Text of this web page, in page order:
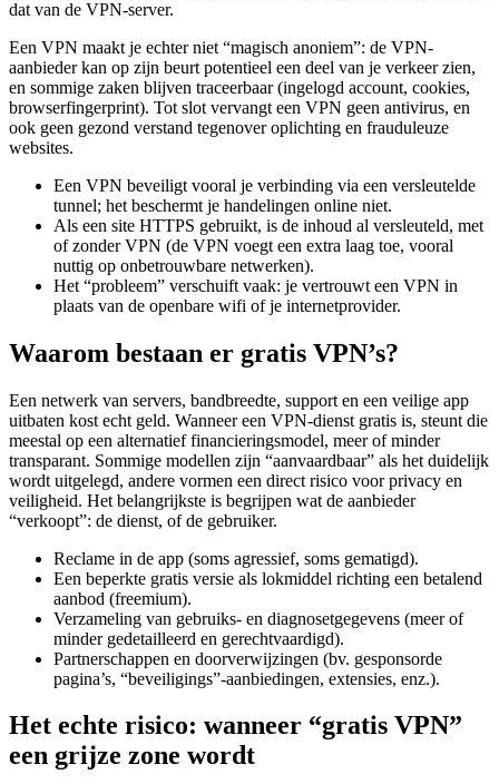
aanbieder kan op zijn beurt potentieel een deel van je verkeer zien,
en sommige zaken blijven traceerbaar (ingelogd account, cookies,
browserfingerprint). Tot slot vervangt een VPN geen antivirus, en
ook geen gezond verstand tegenover oplichting en frauduleuze
websites.
tunnel; het beschermt je handelingen online niet.
Als een site HTTPS gebruikt, is de inhoud al versleuteld, met
of zonder VPN (de VPN voegt een extra laag toe, vooral
nuttig op onbetrouwbare netwerken).
Het “probleem” verschuift vaak: je vertrouwt een VPN in
plaats van de openbare wifi of je internetprovider.
uitbaten kost echt geld. Wanneer een VPN-dienst gratis is, steunt die
meestal op een alternatief financieringsmodel, meer of minder
transparant. Sommige modellen zijn “aanvaardbaar” als het duidelijk
wordt uitgelegd, andere vormen een direct risico voor privacy en
veiligheid. Het belangrijkste is begrijpen wat de aanbieder
“verkoopt”: de dienst, of de gebruiker.
Een beperkte gratis versie als lokmiddel richting een betalend
aanbod (freemium).
Verzameling van gebruiks- en diagnosetgegevens (meer of
minder gedetailleerd en gerechtvaardigd).
Partnerschappen en doorverwijzingen (bv. gesponsorde
pagina’s, “beveiligings”-aanbiedingen, extensies, enz.).
een grijze zone wordt